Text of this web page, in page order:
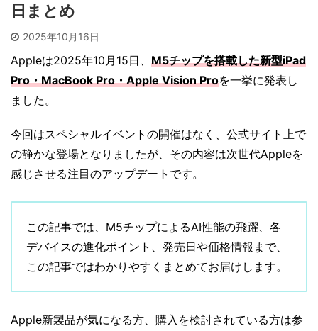
日まとめ
2025年10月16日
Appleは2025年10月15日、 M5チップを搭載した新型iPad
Pro・MacBook Pro・Apple Vision Proを一挙に発表し
ました。
今回はスペシャルイベントの開催はなく、公式サイト上で
の静かな登場となりましたが、その内容は次世代Appleを
感じさせる注目のアップデートです。
この記事では、M5チップによるAI性能の飛躍、各
デバイスの進化ポイント、発売日や価格情報まで、
この記事ではわかりやすくまとめてお届けします。
Apple新製品が気になる方、購入を検討されている方は参